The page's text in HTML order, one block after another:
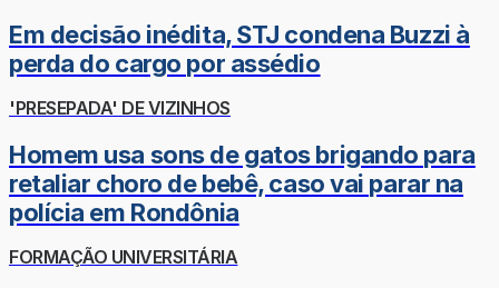
Em decisão inédita, STJ condena Buzzi à
perda do cargo por assédio
'PRESEPADA' DE VIZINHOS
Homem usa sons de gatos brigando para
retaliar choro de bebê, caso vai parar na
polícia em Rondônia
FORMAÇÃO UNIVERSITÁRIA